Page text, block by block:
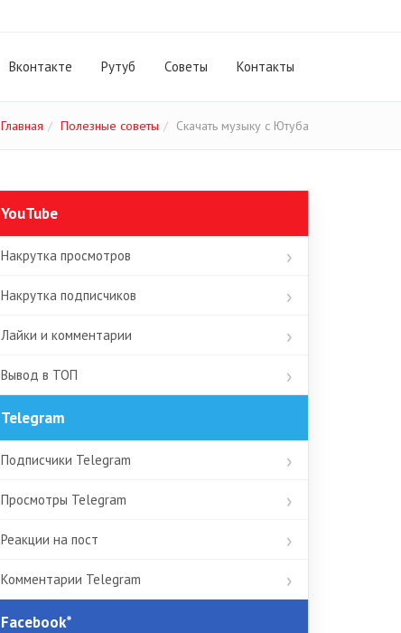
Вконтакте Рутуб Cоветы Контакты
Главная Полезные советы Скачать музыку с Ютуба
YouTube
Накрутка просмотров
Накрутка подписчиков
Лайки и комментарии
Вывод в ТОП
Telegram
Подписчики Telegram
Просмотры Telegram
Реакции на пост
Комментарии Telegram
Facebook*